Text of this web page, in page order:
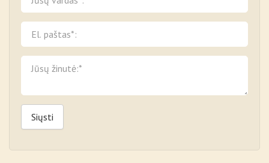
Siųsti